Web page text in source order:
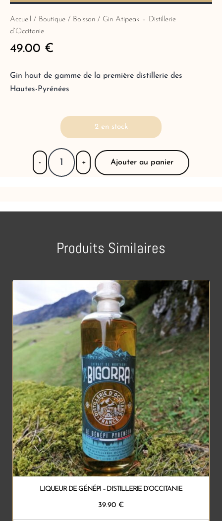
Accueil / Boutique / Boisson / Gin Atipeak – Distillerie
d’Occitanie
49.00 €
Gin haut de gamme de la première distillerie des
Hautes-Pyrénées
2 en stock
- + Ajouter au panier
Produits Similaires
LIQUEUR DE GÉNÉPI – DISTILLERIE D’OCCITANIE
39.90 €